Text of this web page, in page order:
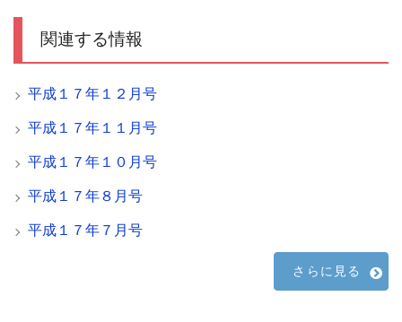
関連する情報
平成１７年１２月号
平成１７年１１月号
平成１７年１０月号
平成１７年８月号
平成１７年７月号
さらに見る